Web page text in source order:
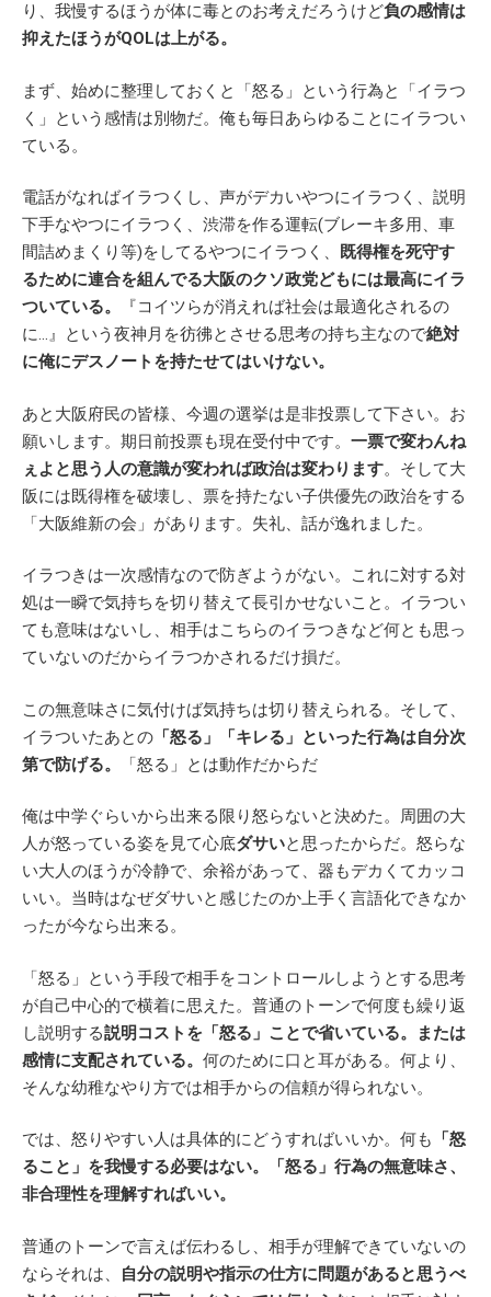
り、我慢するほうが体に毒とのお考えだろうけど負の感情は
抑えたほうがQOLは上がる。
まず、始めに整理しておくと「怒る」という行為と「イラつ
く」という感情は別物だ。俺も毎日あらゆることにイラつい
ている。
電話がなればイラつくし、声がデカいやつにイラつく、説明
下手なやつにイラつく、渋滞を作る運転(ブレーキ多用、車
間詰めまくり等)をしてるやつにイラつく、
既得権を死守す
るために連合を組んでる大阪のクソ政党どもには最高にイラ
ついている。
『コイツらが消えれば社会は最適化されるの
に…』という夜神月を彷彿とさせる思考の持ち主なので絶対
に俺にデスノートを持たせてはいけない。
あと大阪府民の皆様、今週の選挙は是非投票して下さい。お
願いします。期日前投票も現在受付中です。 一票で変わんね
ぇよと思う人の意識が変われば政治は変わります。そして大
阪には既得権を破壊し、票を持たない子供優先の政治をする
「大阪維新の会」があります。失礼、話が逸れました。
イラつきは一次感情なので防ぎようがない。これに対する対
処は一瞬で気持ちを切り替えて長引かせないこと。イラつい
ても意味はないし、相手はこちらのイラつきなど何とも思っ
ていないのだからイラつかされるだけ損だ。
この無意味さに気付けば気持ちは切り替えられる。そして、
イラついたあとの 「怒る」「キレる」といった行為は自分次
第で防げる。
「怒る」とは動作だからだ
俺は中学ぐらいから出来る限り怒らないと決めた。周囲の大
人が怒っている姿を見て心底ダサいと思ったからだ。怒らな
い大人のほうが冷静で、余裕があって、器もデカくてカッコ
いい。当時はなぜダサいと感じたのか上手く言語化できなか
ったが今なら出来る。
「怒る」という手段で相手をコントロールしようとする思考
が自己中心的で横着に思えた。普通のトーンで何度も繰り返
し説明する説明コストを「怒る」ことで省いている。または
感情に支配されている。 何のために口と耳がある。何より、
そんな幼稚なやり方では相手からの信頼が得られない。
では、怒りやすい人は具体的にどうすればいいか。何も
「怒
ること」を我慢する必要はない。「怒る」行為の無意味さ、
非合理性を理解すればいい。
普通のトーンで言えば伝わるし、相手が理解できていないの
ならそれは、
自分の説明や指示の仕方に問題があると思うべ